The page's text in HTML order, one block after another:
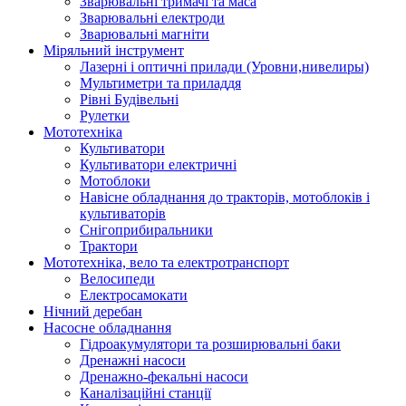
Зварювальні електроди
Зварювальні магніти
Міряльний інструмент
Лазерні і оптичні прилади (Уровни,нивелиры)
Мультиметри та приладдя
Рівні Будівельні
Рулетки
Мототехніка
Культиватори
Культиватори електричні
Мотоблоки
Навісне обладнання до тракторів, мотоблоків і
культиваторів
Снігоприбиральники
Трактори
Мототехніка, вело та електротранспорт
Велосипеди
Електросамокати
Нічний деребан
Насосне обладнання
Гідроакумулятори та розширювальні баки
Дренажні насоси
Дренажно-фекальні насоси
Каналізаційні станції